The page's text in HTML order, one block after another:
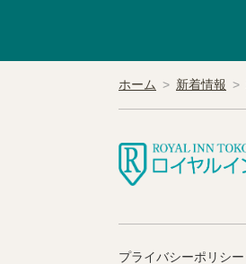
ホーム 新着情報
プライバシーポリシー